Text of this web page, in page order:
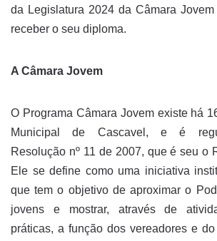
da Legislatura 2024 da Câmara
receber o seu diploma.
A Câmara Jovem
O Programa Câmara Jovem existe há
Municipal de Cascavel, e é
Resolução nº 11 de 2007, que é seu o
Ele se define como uma iniciativa
que tem o objetivo de aproximar o
jovens e mostrar, através de
práticas, a função dos vereadores e